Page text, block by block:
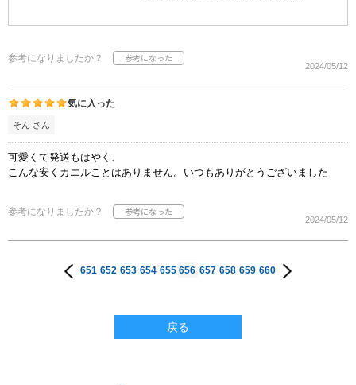
参考になりましたか？
2024/05/12
気に入った
そん さん
可愛くて発送もはやく、
こんな安くカエルことはありません。いつもありがとうございました
参考になりましたか？
2024/05/12
651 652 653 654 655 656 657 658 659 660
戻る